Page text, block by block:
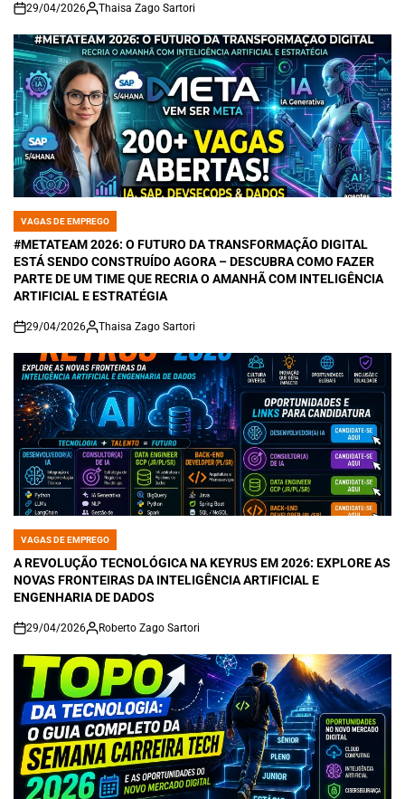
on
29/04/2026 Thaisa Zago Sartori
POSTED
IN
VAGAS DE EMPREGO
#METATEAM 2026: O FUTURO DA TRANSFORMAÇÃO DIGITAL
ESTÁ SENDO CONSTRUÍDO AGORA – DESCUBRA COMO FAZER
PARTE DE UM TIME QUE RECRIA O AMANHÃ COM INTELIGÊNCIA
ARTIFICIAL E ESTRATÉGIA
on
29/04/2026 Thaisa Zago Sartori
POSTED
IN
VAGAS DE EMPREGO
A REVOLUÇÃO TECNOLÓGICA NA KEYRUS EM 2026: EXPLORE AS
NOVAS FRONTEIRAS DA INTELIGÊNCIA ARTIFICIAL E
ENGENHARIA DE DADOS
on
29/04/2026 Roberto Zago Sartori